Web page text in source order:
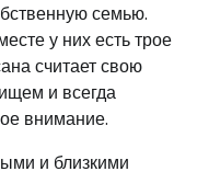
семью.
у них есть трое
считает свою
и всегда
внимание.
и близкими